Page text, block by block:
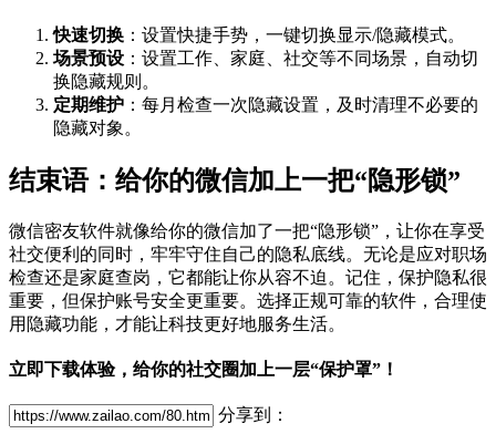
快速切换 ：设置快捷手势，一键切换显示/隐藏模式。
场景预设 ：设置工作、家庭、社交等不同场景，自动切
换隐藏规则。
定期维护 ：每月检查一次隐藏设置，及时清理不必要的
隐藏对象。
结束语：给你的微信加上一把“隐形锁”
微信密友软件就像给你的微信加了一把“隐形锁”，让你在享受
社交便利的同时，牢牢守住自己的隐私底线。无论是应对职场
检查还是家庭查岗，它都能让你从容不迫。记住，保护隐私很
重要，但保护账号安全更重要。选择正规可靠的软件，合理使
用隐藏功能，才能让科技更好地服务生活。
立即下载体验，给你的社交圈加上一层“保护罩”！
分享到：